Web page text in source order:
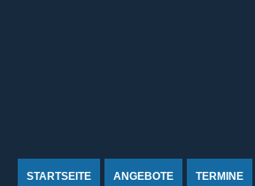
STARTSEITE ANGEBOTE TERMINE